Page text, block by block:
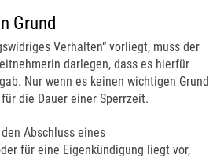
Grund
Verhalten“ vorliegt, muss der
darlegen, dass es hierfür
Nur wenn es keinen wichtigen Grund
die Dauer einer Sperrzeit.
Abschluss eines
für eine Eigenkündigung liegt vor,